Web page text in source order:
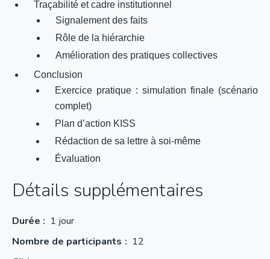
Traçabilité et cadre institutionnel
Signalement des faits
Rôle de la hiérarchie
Amélioration des pratiques collectives
Conclusion
Exercice pratique : simulation finale (scénario
complet)
Plan d’action KISS
Rédaction de sa lettre à soi-même
Évaluation
Détails supplémentaires
Durée : 1 jour
Nombre de participants
12